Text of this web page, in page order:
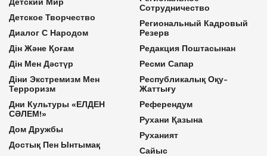
Детское Творчество
Диалог С Народом
Дін Және Қоғам
Дін Мен Дәстүр
Діни Экстремизм Мен
Терроризм
Дни Культуры «ЕЛДЕН
СӘЛЕМ!»
Дом Дружбы
Достық Пен Ынтымақ
Сотрудничество
Региональный Кадровый
Резерв
Редакция Поштасынан
Ресми Сапар
Республикалық Оқу-
Жаттығу
Референдум
Рухани Қазына
Руханият
Сайыс